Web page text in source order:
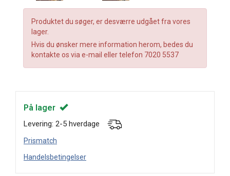
Produktet du søger, er desværre udgået fra vores
lager.
Hvis du ønsker mere information herom, bedes du
kontakte os via e-mail eller telefon 7020 5537
På lager
Levering: 2-5 hverdage
Prismatch
Handelsbetingelser